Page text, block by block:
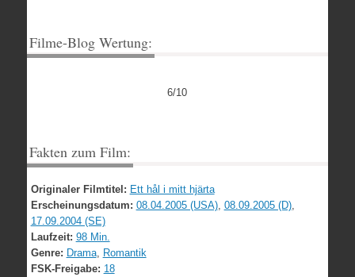
Filme-Blog Wertung:
6/10
Fakten zum Film:
Originaler Filmtitel: Ett hål i mitt hjärta
Erscheinungsdatum: 08.04.2005 (USA), 08.09.2005 (D),
17.09.2004 (SE)
Laufzeit: 98 Min.
Genre: Drama, Romantik
FSK-Freigabe: 18